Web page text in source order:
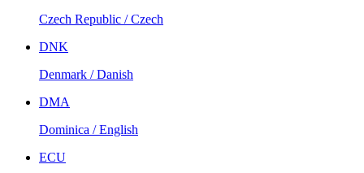
Czech Republic / Czech
DNK
Denmark / Danish
DMA
Dominica / English
ECU